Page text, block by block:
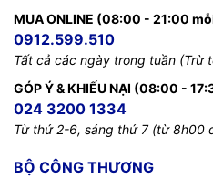
MUA ONLINE (08:00 - 21:00
0912.599.510
Tất cả các ngày trong tuần (Trừ
GÓP Ý & KHIẾU NẠI (08:00 -
024 3200 1334
Từ thứ 2-6, sáng thứ 7 (từ 8h00
BỘ CÔNG THƯƠNG